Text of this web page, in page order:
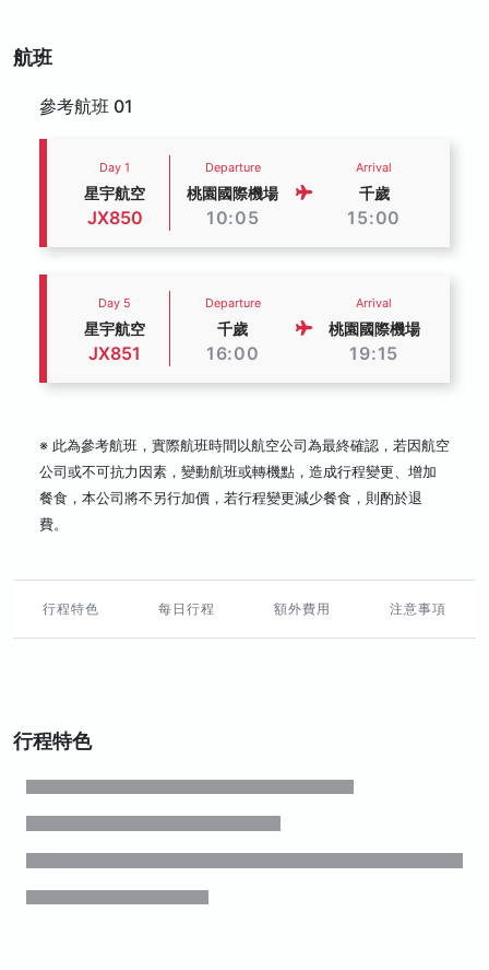
航班
參考航班 01
Day 1
星宇航空
JX850
Departure
桃園國際機場
10:05
Arrival
千歲
15:00
Day 5
星宇航空
JX851
Departure
千歲
16:00
Arrival
桃園國際機場
19:15
※ 此為參考航班，實際航班時間以航空公司為最終確認，若因航空
公司或不可抗力因素，變動航班或轉機點，造成行程變更、增加
餐食，本公司將不另行加價，若行程變更減少餐食，則酌於退
費。
行程特色 每日行程 額外費用 注意事項
行程特色